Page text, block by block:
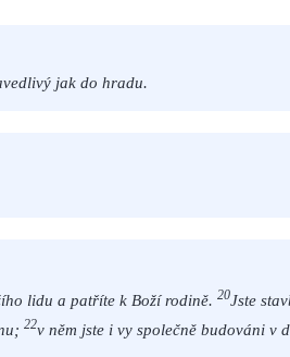
jak do hradu.
lidu a patříte k Boží rodině. 20Jste
22v něm jste i vy společně budováni v